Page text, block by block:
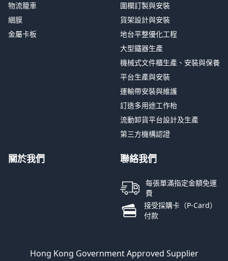
物流籠車
綑膜
金屬卡板
圍欄訂製與安裝
貨架設計與安裝
地台平整優化工程
大型鐵器生產
機械式文件櫃生產、安裝與保養
平台生產與安裝
運輸帶安裝與維護
訂造多用途工作枱
流動卸貨平台設計及生產
第三方機構認證
關於我們 聯絡我們
每張單滿指定金額免運
費
接受採購卡（P-Card）
付款
Hong Kong Government Approved Supplier